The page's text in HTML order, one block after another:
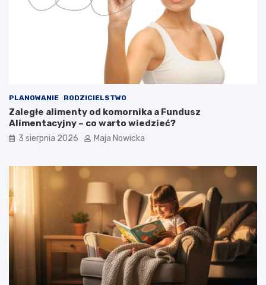
PLANOWANIE RODZICIELSTWO
Zaległe alimenty od komornika a Fundusz
Alimentacyjny – co warto wiedzieć?
3 sierpnia 2026 Maja Nowicka